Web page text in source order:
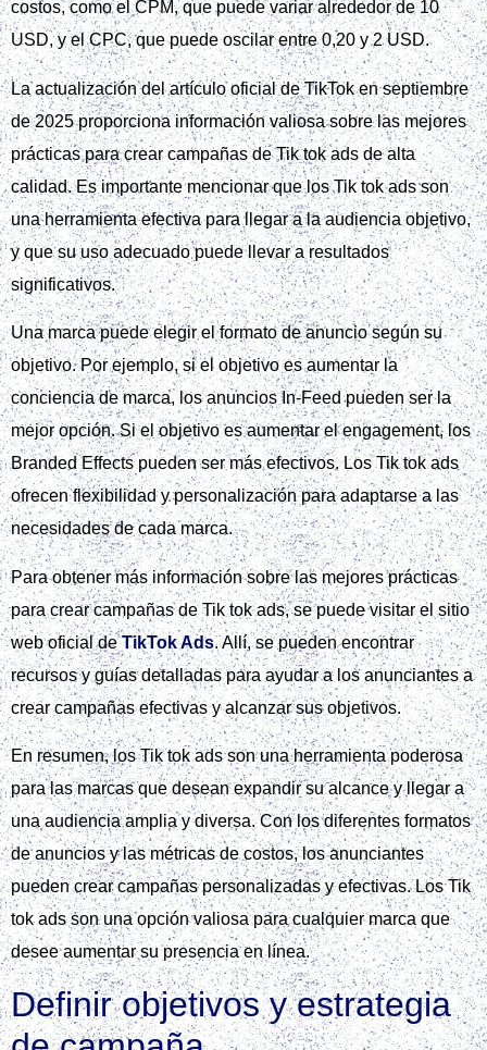
interfaz del Ads Manager, los tipos de formatos disponibles y
cómo se alinean con tus objetivos SMART. Definir metas
claras – reconocimiento, tráfico o conversiones – permite
estructurar la campaña y medir el éxito con métricas
precisas.
A continuación, sigue la guía paso a paso: crea tu cuenta,
configura la campaña y los grupos de anuncios, elige la
audiencia ideal mediante segmentación demográfica y de
intereses, selecciona el formato creativo que mejor cuente tu
historia, y establece presupuesto y puja según tu modelo de
negocio.
Finalmente, evalúa los resultados con los informes de Tik
Tok Ads, optimiza creatividades y pujas, y evita errores
comunes como la falta de pruebas A/B. Descubre cómo una
agencia de marketing puede acelerar el proceso, aportar
insights avanzados y replicar casos de éxito en España con
ROI demostrable.
Fundamentos de Tik Tok Ads
Los Tik tok ads son una herramienta poderosa para llegar a
una audiencia amplia y diversa. Con más de 1.000 millones
de usuarios activos en todo el mundo y más de 10 millones
en España, ofrecen una gran oportunidad para las marcas
que desean expandir su alcance.
Crear una imagen que muestre los diferentes
formatos de anuncio en TikTok, como In-Feed,
TopView, Branded Hashtag Challenge y
Branded Effects.
Existen diferentes formatos de anuncios en Tik tok ads,
como In‑Feed, TopView, Branded Hashtag Challenge y